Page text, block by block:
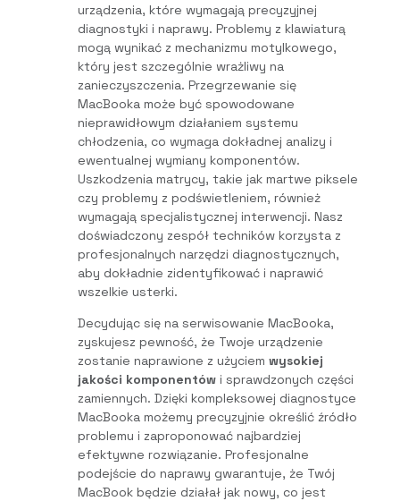
urządzenia, które wymagają precyzyjnej
diagnostyki i naprawy. Problemy z klawiaturą
mogą wynikać z mechanizmu motylkowego,
który jest szczególnie wrażliwy na
zanieczyszczenia. Przegrzewanie się
MacBooka może być spowodowane
nieprawidłowym działaniem systemu
chłodzenia, co wymaga dokładnej analizy i
ewentualnej wymiany komponentów.
Uszkodzenia matrycy, takie jak martwe piksele
czy problemy z podświetleniem, również
wymagają specjalistycznej interwencji. Nasz
doświadczony zespół techników korzysta z
profesjonalnych narzędzi diagnostycznych,
aby dokładnie zidentyfikować i naprawić
wszelkie usterki.
Decydując się na serwisowanie MacBooka,
zyskujesz pewność, że Twoje urządzenie
zostanie naprawione z użyciem wysokiej
jakości komponentów i sprawdzonych części
zamiennych. Dzięki kompleksowej diagnostyce
MacBooka możemy precyzyjnie określić źródło
problemu i zaproponować najbardziej
efektywne rozwiązanie. Profesjonalne
podejście do naprawy gwarantuje, że Twój
MacBook będzie działał jak nowy, co jest